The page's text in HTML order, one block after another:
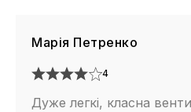
Марія Петренко
4
Дуже легкі, класна